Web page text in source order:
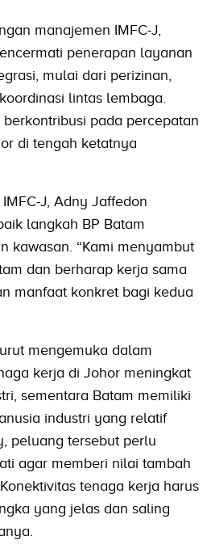
manajemen IMFC-J,
penerapan layanan
mulai dari perizinan,
lintas lembaga.
pada percepatan
di tengah ketatnya
J, Adny Jaffedon
langkah BP Batam
kawasan. “Kami menyambut
dan berharap kerja sama
manfaat konkret bagi kedua
mengemuka dalam
kerja di Johor meningkat
sementara Batam memiliki
industri yang relatif
peluang tersebut perlu
agar memberi nilai tambah
tenaga kerja harus
yang jelas dan saling